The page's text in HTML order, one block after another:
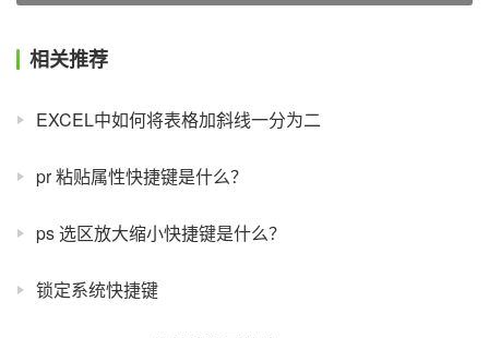
相关推荐
EXCEL中如何将表格加斜线一分为二
pr 粘贴属性快捷键是什么？
ps 选区放大缩小快捷键是什么？
锁定系统快捷键